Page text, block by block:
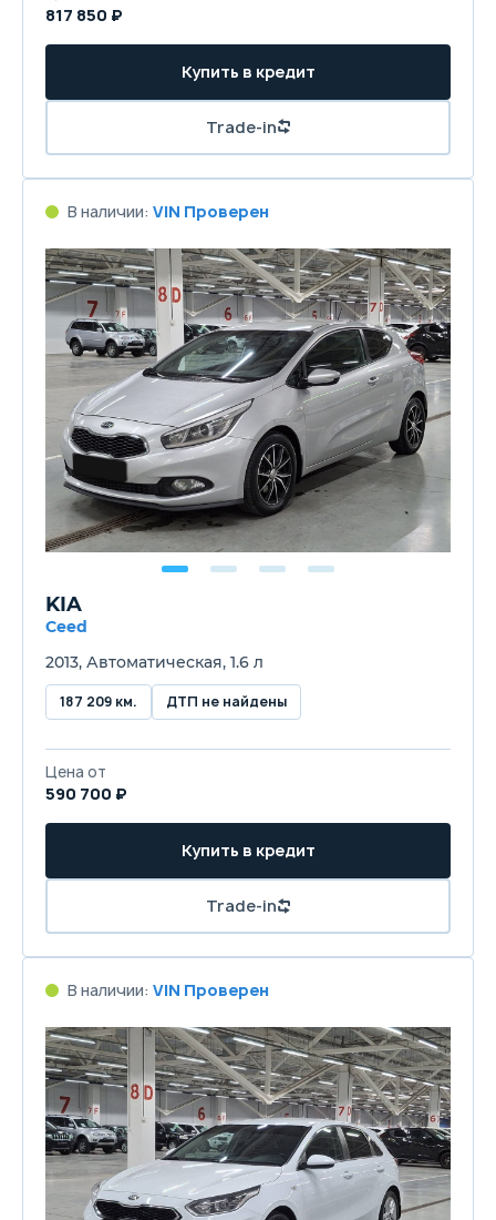
817 850 ₽
Купить в кредит
Trade-in
В наличии: VIN Проверен
KIA
Ceed
2013, Автоматическая, 1.6 л
187 209 км. ДТП не найдены
Цена от
590 700 ₽
Купить в кредит
Trade-in
В наличии: VIN Проверен